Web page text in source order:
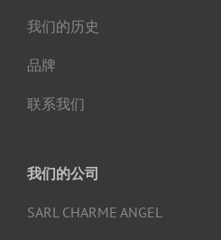
我们的历史
品牌
联系我们
我们的公司
SARL CHARME ANGEL